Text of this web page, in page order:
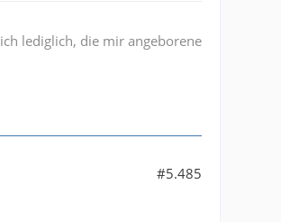
lediglich, die mir angeborene
#5.485